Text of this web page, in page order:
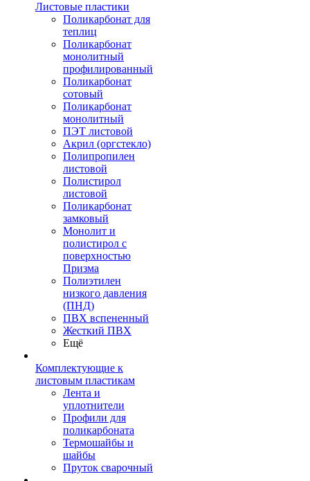
Листовые пластики
Поликарбонат для
теплиц
Поликарбонат
монолитный
профилированный
Поликарбонат
сотовый
Поликарбонат
монолитный
ПЭТ листовой
Акрил (оргстекло)
Полипропилен
листовой
Полистирол
листовой
Поликарбонат
замковый
Монолит и
полистирол с
поверхностью
Призма
Полиэтилен
низкого давления
(ПНД)
ПВХ вспененный
Жесткий ПВХ
Ещё
Комплектующие к
листовым пластикам
Лента и
уплотнители
Профили для
поликарбоната
Термошайбы и
шайбы
Пруток сварочный